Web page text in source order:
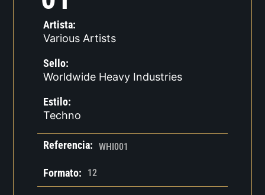
Artista:
Various Artists
Sello:
Worldwide Heavy Industries
Estilo:
Techno
Referencia: WHI001
Formato: 12